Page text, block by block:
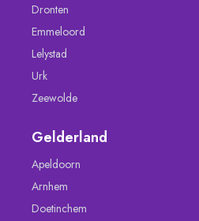
Dronten
Emmeloord
Lelystad
Urk
Zeewolde
Gelderland
Apeldoorn
Arnhem
Doetinchem